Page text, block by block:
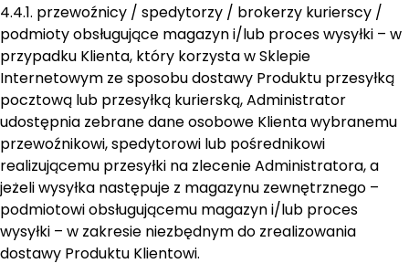
4.4.1. przewoźnicy / spedytorzy / brokerzy kurierscy /
podmioty obsługujące magazyn i/lub proces wysyłki – w
przypadku Klienta, który korzysta w Sklepie
Internetowym ze sposobu dostawy Produktu przesyłką
pocztową lub przesyłką kurierską, Administrator
udostępnia zebrane dane osobowe Klienta wybranemu
przewoźnikowi, spedytorowi lub pośrednikowi
realizującemu przesyłki na zlecenie Administratora, a
jeżeli wysyłka następuje z magazynu zewnętrznego –
podmiotowi obsługującemu magazyn i/lub proces
wysyłki – w zakresie niezbędnym do zrealizowania
dostawy Produktu Klientowi.